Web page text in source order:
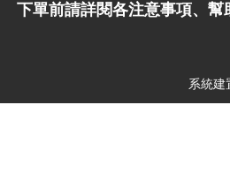
下單前請詳閱各注意事項、幫
系統建